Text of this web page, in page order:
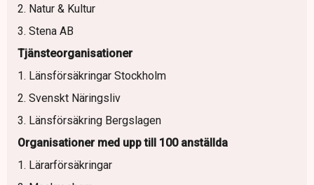
2. Natur & Kultur
3. Stena AB
Tjänsteorganisationer
1. Länsförsäkringar Stockholm
2. Svenskt Näringsliv
3. Länsförsäkring Bergslagen
Organisationer med upp till 100 anställda
1. Lärarförsäkringar